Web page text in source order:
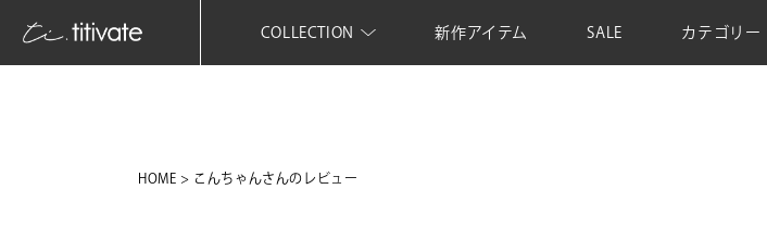
COLLECTION 新作アイテム SALE カテゴリー
HOME こんちゃんさんのレビュー